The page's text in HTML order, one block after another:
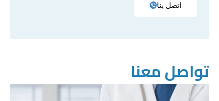
اتصل بنا
تواصل معنا